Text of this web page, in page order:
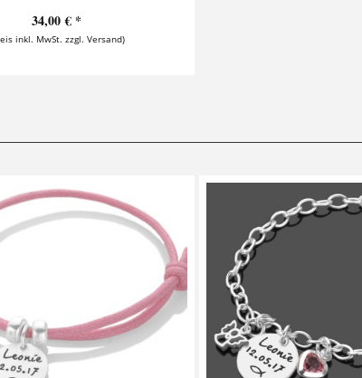
34,00 € *
inkl. MwSt. zzgl. Versand)